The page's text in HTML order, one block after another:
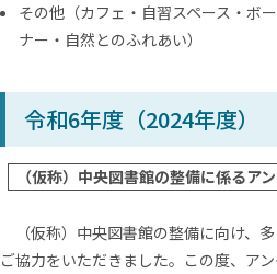
その他（カフェ・自習スペース・ボ
ナー・自然とのふれあい）
令和6年度（2024年度）
（仮称）中央図書館の整備に係るア
（仮称）中央図書館の整備に向け、
ご協力をいただきました。この度、ア